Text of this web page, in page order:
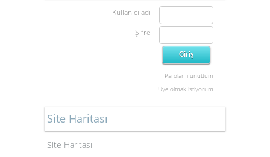
Kullanıcı adı
Şifre
Parolamı unuttum
Üye olmak istiyorum
Site Haritası
Site Haritası